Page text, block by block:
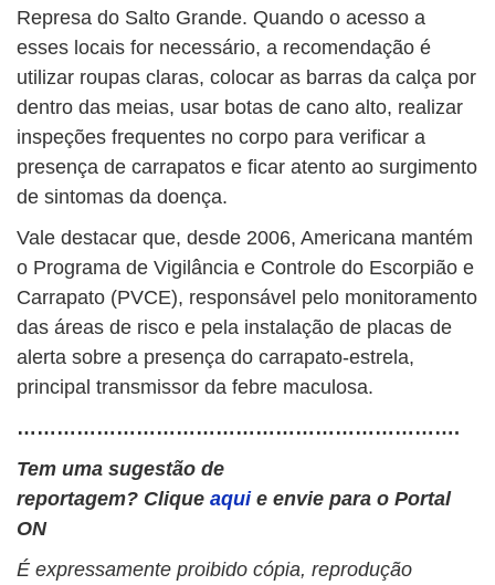
Represa do Salto Grande. Quando o acesso a
esses locais for necessário, a recomendação é
utilizar roupas claras, colocar as barras da calça por
dentro das meias, usar botas de cano alto, realizar
inspeções frequentes no corpo para verificar a
presença de carrapatos e ficar atento ao surgimento
de sintomas da doença.
Vale destacar que, desde 2006, Americana mantém
o Programa de Vigilância e Controle do Escorpião e
Carrapato (PVCE), responsável pelo monitoramento
das áreas de risco e pela instalação de placas de
alerta sobre a presença do carrapato-estrela,
principal transmissor da febre maculosa.
………………………………………………………….
Tem uma sugestão de
reportagem? Clique aqui e envie para o Portal
ON
É expressamente proibido cópia, reprodução